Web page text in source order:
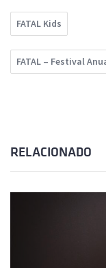
FATAL Kids
FATAL – Festival
RELACIONADO